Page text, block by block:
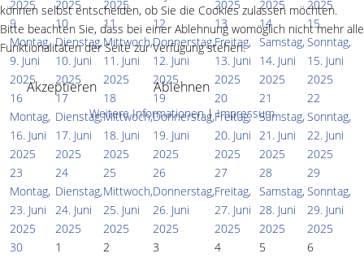
2025
2025
2025
2025
2025
2025
9
Montag,
9. Juni
2025
10
Dienstag,
10. Juni
2025
11
Mittwoch,
11. Juni
2025
12
Donnerstag,
12. Juni
2025
13
Freitag,
13. Juni
2025
14
Samstag,
14. Juni
2025
15
Sonntag,
15. Juni
2025
16
Montag,
16. Juni
2025
17
Dienstag,
17. Juni
2025
18
Mittwoch,
18. Juni
2025
19
Donnerstag,
19. Juni
2025
20
Freitag,
20. Juni
2025
21
Samstag,
21. Juni
2025
22
Sonntag,
22. Juni
2025
23
Montag,
23. Juni
2025
24
Dienstag,
24. Juni
2025
25
Mittwoch,
25. Juni
2025
26
Donnerstag,
26. Juni
2025
27
Freitag,
27. Juni
2025
28
Samstag,
28. Juni
2025
29
Sonntag,
29. Juni
2025
30
1 2 3 4 5 6
können selbst entscheiden, ob Sie die Cookies zulassen möchten.
Bitte beachten Sie, dass bei einer Ablehnung womöglich nicht mehr alle
Funktionalitäten der Seite zur Verfügung stehen.
Akzeptieren Ablehnen
Weitere Informationen|Impressum